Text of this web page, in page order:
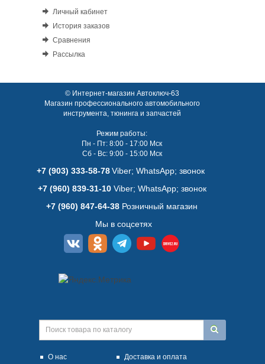
Личный кабинет
История заказов
Сравнения
Рассылка
© Интернет-магазин Автоключ-63
Магазин профессионального автомобильного
инструмента, тюнинга и запчастей
Режим работы:
Пн - Пт: 8:00 - 17:00 Мск
Сб - Вс: 9:00 - 15:00 Мск
+7 (903) 333-58-78 Viber; WhatsАpp; звонок
+7 (960) 839-31-10Viber; WhatsАpp; звонок
+7 (960) 847-64-38 Розничный магазин
Мы в соцсетях
О нас Доставка и оплата